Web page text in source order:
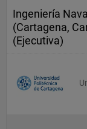
Ingeniería
(Cartagena,
(Ejecutiva)